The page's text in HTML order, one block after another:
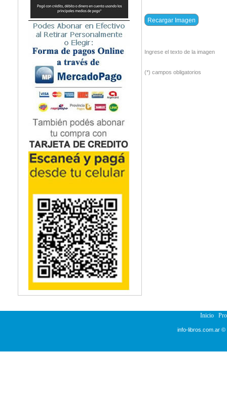
Ingrese el texto de la imagen
(*) campos obligatorios
Inicio
info-libros.com.ar